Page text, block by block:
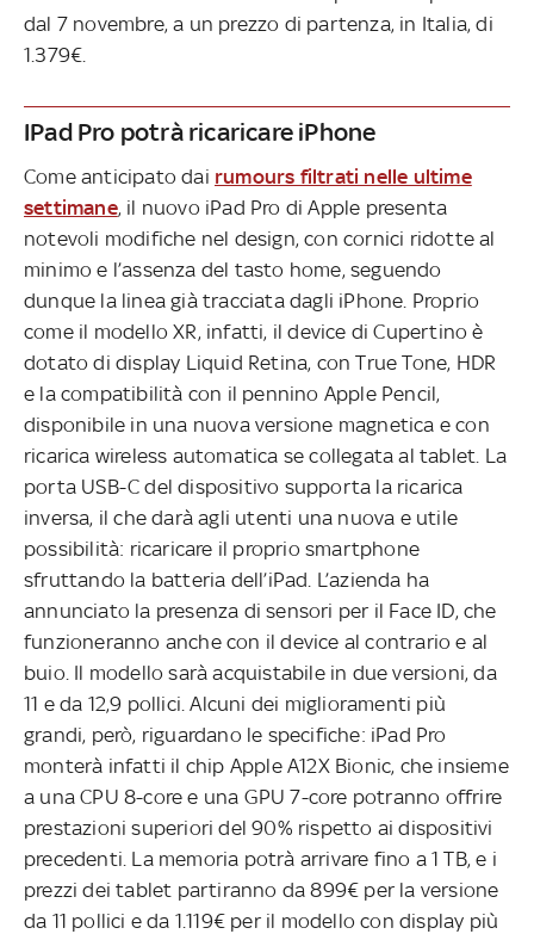
dal 7 novembre, a un prezzo di partenza, in Italia, di
1.379€.
IPad Pro potrà ricaricare iPhone
Come anticipato dai rumours filtrati nelle ultime
settimane, il nuovo iPad Pro di Apple presenta
notevoli modifiche nel design, con cornici ridotte al
minimo e l’assenza del tasto home, seguendo
dunque la linea già tracciata dagli iPhone. Proprio
come il modello XR, infatti, il device di Cupertino è
dotato di display Liquid Retina, con True Tone, HDR
e la compatibilità con il pennino Apple Pencil,
disponibile in una nuova versione magnetica e con
ricarica wireless automatica se collegata al tablet. La
porta USB-C del dispositivo supporta la ricarica
inversa, il che darà agli utenti una nuova e utile
possibilità: ricaricare il proprio smartphone
sfruttando la batteria dell’iPad. L’azienda ha
annunciato la presenza di sensori per il Face ID, che
funzioneranno anche con il device al contrario e al
buio. Il modello sarà acquistabile in due versioni, da
11 e da 12,9 pollici. Alcuni dei miglioramenti più
grandi, però, riguardano le specifiche: iPad Pro
monterà infatti il chip Apple A12X Bionic, che insieme
a una CPU 8-core e una GPU 7-core potranno offrire
prestazioni superiori del 90% rispetto ai dispositivi
precedenti. La memoria potrà arrivare fino a 1 TB, e i
prezzi dei tablet partiranno da 899€ per la versione
da 11 pollici e da 1.119€ per il modello con display più